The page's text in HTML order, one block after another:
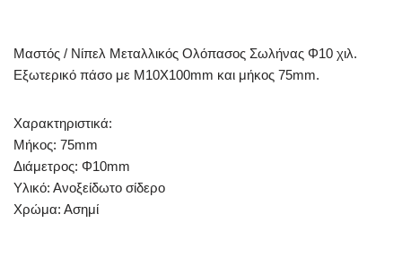
Μαστός / Νίπελ Μεταλλικός Ολόπασος Σωλήνας Φ10 χιλ.
Εξωτερικό πάσο με Μ10Χ100mm και μήκος 75mm.
Χαρακτηριστικά:
Μήκος: 75mm
Διάμετρος: Φ10mm
Υλικό: Ανοξείδωτο σίδερο
Χρώμα: Ασημί